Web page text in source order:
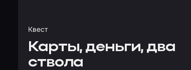
Квест
Карты, деньги, два
ствола